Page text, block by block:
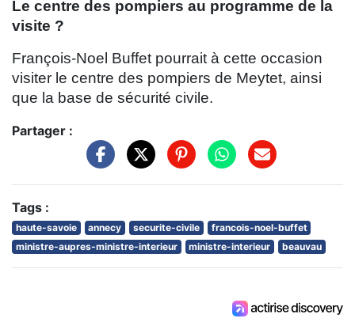
Le centre des pompiers au programme de la
visite ?
François-Noel Buffet pourrait à cette occasion
visiter le centre des pompiers de Meytet, ainsi
que la base de sécurité civile.
Partager :
Tags :
haute-savoie annecy securite-civile
francois-noel-buffet
ministre-aupres-ministre-interieur
ministre-interieur beauvau